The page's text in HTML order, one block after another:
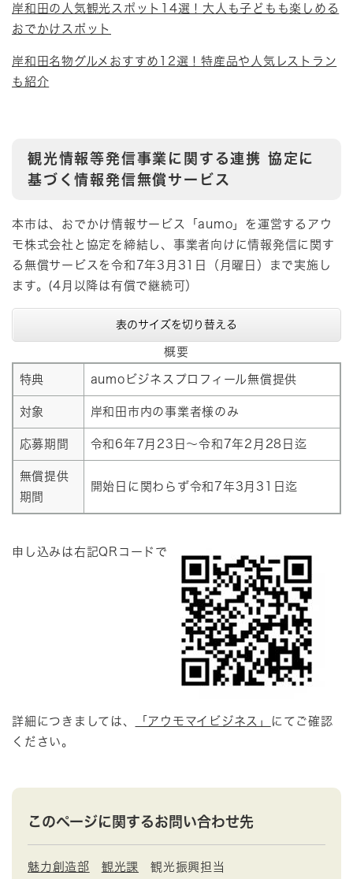
岸和田の人気観光スポット14選！大人も子どもも楽しめる
おでかけスポット
岸和田名物グルメおすすめ12選！特産品や人気レストラン
も紹介
観光情報等発信事業に関する連携 協定に
基づく情報発信無償サービス
本市は、おでかけ情報サービス「aumo」を運営するアウ
モ株式会社と協定を締結し、事業者向けに情報発信に関す
る無償サービスを令和7年3月31日（月曜日）まで実施し
ます。(4月以降は有償で継続可）
表のサイズを切り替える
概要
特典 aumoビジネスプロフィール無償提供
対象 岸和田市内の事業者様のみ
応募期間 令和6年7月23日～令和7年2月28日迄
無償提供
期間
開始日に関わらず令和7年3月31日迄
申し込みは右記QRコードで
詳細につきましては、 「アウモマイビジネス」
にてご確認
ください。
このページに関するお問い合わせ先
魅力創造部 観光課 観光振興担当